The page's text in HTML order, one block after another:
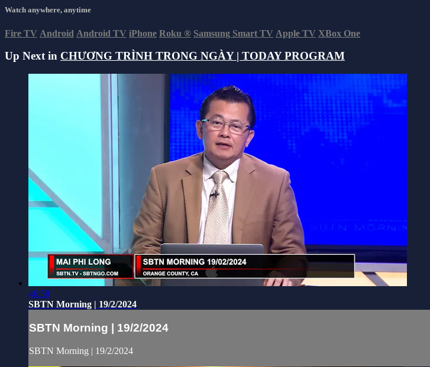
Watch anywhere, anytime
Fire TV Android Android TV iPhone Roku ® Samsung Smart TV Apple TV XBox One
Up Next in CHƯƠNG TRÌNH TRONG NGÀY | TODAY PROGRAM
46:58
SBTN Morning | 19/2/2024
SBTN Morning | 19/2/2024
SBTN Morning | 19/2/2024